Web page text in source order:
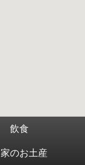
飲食
のお土産